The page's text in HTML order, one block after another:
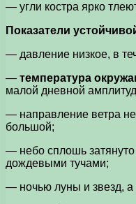
— угли костра ярко
Показатели
— давление низкое, в
— температура
малой дневной
— направление ветра не
большой;
— небо сплошь
дождевыми тучами;
— ночью луны и звезд, а